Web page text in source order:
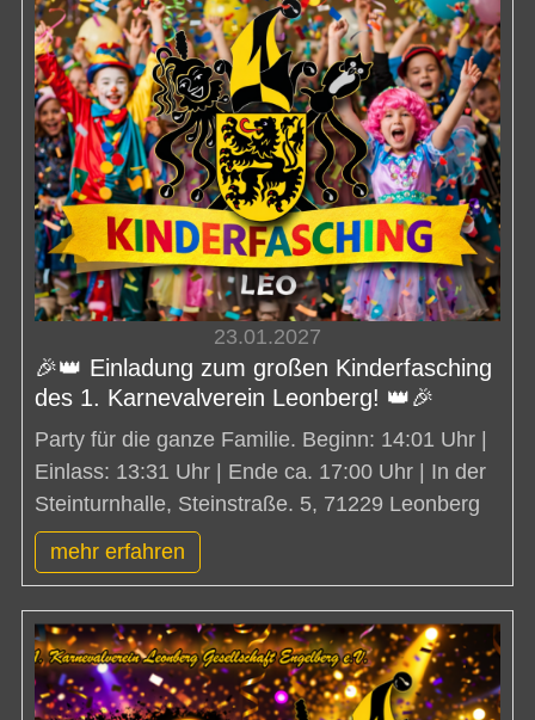
23.01.2027
🎉👑 Einladung zum großen Kinderfasching
des 1. Karnevalverein Leonberg! 👑🎉
Party für die ganze Familie. Beginn: 14:01 Uhr |
Einlass: 13:31 Uhr | Ende ca. 17:00 Uhr | In der
Steinturnhalle, Steinstraße. 5, 71229 Leonberg
mehr erfahren